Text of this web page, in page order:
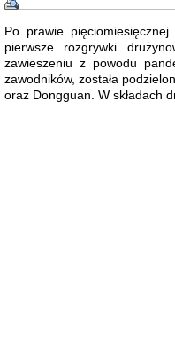
Po prawie
pierwsze rozgrywki
zawieszeniu z powodu
zawodników, została
oraz Dongguan. W składach